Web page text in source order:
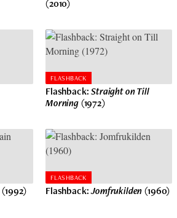
(2010)
FLASHBACK
Flashback: Straight on Till
Morning(1972)
(1992)
FLASHBACK
Flashback: Jomfrukilden(1960)